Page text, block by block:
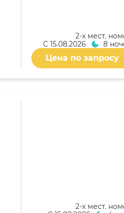
2-x мест.
С 15.08.2026 8
Цена по запросу
2-x мест.